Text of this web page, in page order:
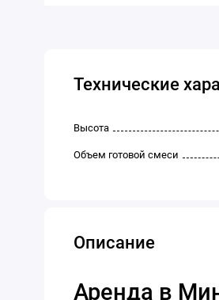
Технические
Высота
Объем готовой смеси
Описание
Аренда в